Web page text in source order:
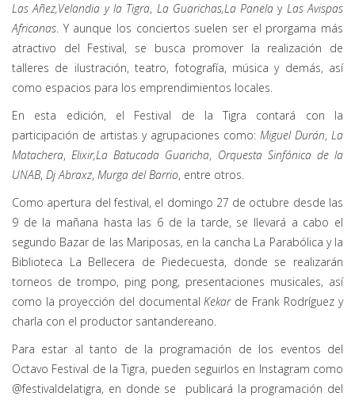
Las Añez,Velandia y la Tigra, La Guarichas,La Panela y Las Avispas
Africanas. Y aunque los conciertos suelen ser el prorgama más
atractivo del Festival, se busca promover la realización de
talleres de ilustración, teatro, fotografía, música y demás, así
como espacios para los emprendimientos locales.
En esta edición, el Festival de la Tigra contará con la
participación de artistas y agrupaciones como: Miguel Durán, La
Matachera,Elixir,La Batucada Guaricha, Orquesta Sinfónica de la
UNAB, Dj Abraxz, Murga del Barrio, entre otros.
Como apertura del festival, el domingo 27 de octubre desde las
9 de la mañana hasta las 6 de la tarde, se llevará a cabo el
segundo Bazar de las Mariposas, en la cancha La Parabólica y la
Biblioteca La Bellecera de Piedecuesta, donde se realizarán
torneos de trompo, ping pong, presentaciones musicales, así
como la proyección del documentalKekarde Frank Rodríguez y
charla con el productor santandereano.
Para estar al tanto de la programación de los eventos del
Octavo Festival de la Tigra, pueden seguirlos en Instagram como
@festivaldelatigra, en donde se publicará la programación del